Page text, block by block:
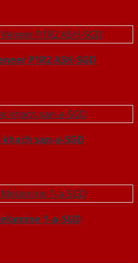
P1R2 ASH-SGD
san-a-SGD
1-a-SGD